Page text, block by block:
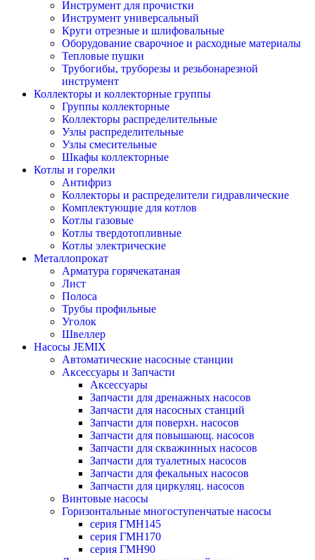
Инструмент для прочистки
Инструмент универсальный
Круги отрезные и шлифовальные
Оборудование сварочное и расходные материалы
Тепловые пушки
Трубогибы, труборезы и резьбонарезной
инструмент
Коллекторы и коллекторные группы
Группы коллекторные
Коллекторы распределительные
Узлы распределительные
Узлы смесительные
Шкафы коллекторные
Котлы и горелки
Антифриз
Коллекторы и распределители гидравлические
Комплектующие для котлов
Котлы газовые
Котлы твердотопливные
Котлы электрические
Металлопрокат
Арматура горячекатаная
Лист
Полоса
Трубы профильные
Уголок
Швеллер
Насосы JEMIX
Автоматические насосные станции
Аксессуары и Запчасти
Аксессуары
Запчасти для дренажных насосов
Запчасти для насосных станций
Запчасти для поверхн. насосов
Запчасти для повышающ. насосов
Запчасти для скважинных насосов
Запчасти для туалетных насосов
Запчасти для фекальных насосов
Запчасти для циркуляц. насосов
Винтовые насосы
Горизонтальные многоступенчатые насосы
серия ГМН145
серия ГМН170
серия ГМН90